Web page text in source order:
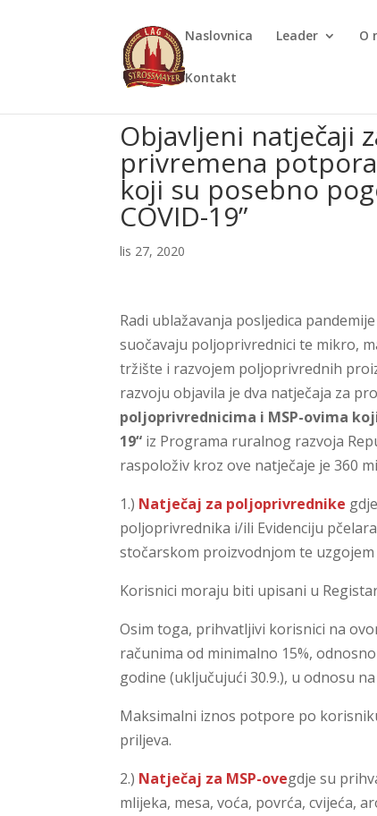
Naslovnica Leader O
Kontakt
Objavljeni natječaji
privremena
koji su posebno
COVID-19”
lis 27, 2020
Radi ublažavanja posljedica
suočavaju poljoprivrednici te mikro,
tržište i razvojem poljoprivrednih
razvoju objavila je dva natječaja za
poljoprivrednicima i MSP-ovima
19“ iz Programa ruralnog razvoja
raspoloživ kroz ove natječaje je 360
1.) Natječaj za poljoprivrednike
poljoprivrednika i/ili Evidenciju
stočarskom proizvodnjom te uzgojem
Korisnici moraju biti upisani u
Osim toga, prihvatljivi korisnici na
računima od minimalno 15%,
godine (uključujući 30.9.), u odnosu
Maksimalni iznos potpore po
priljeva.
2.) Natječaj za MSP-ovegdje su
mlijeka, mesa, voća, povrća, cvijeća,